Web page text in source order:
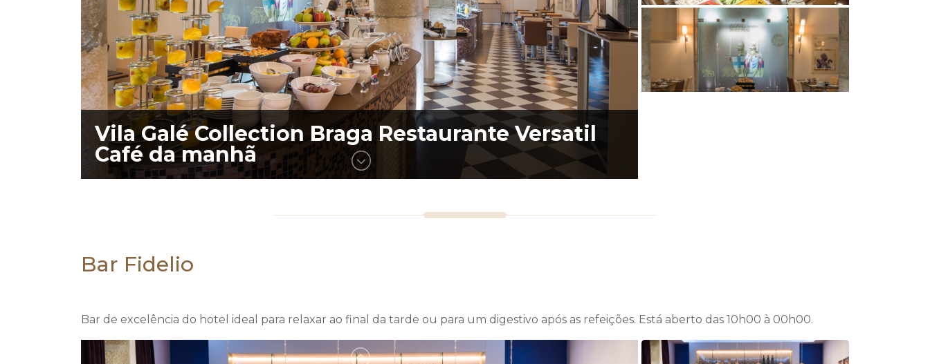
mesas
Vila Galé Collection Braga Restaurante Versatil
Café da manhã
Bar Fidelio
Bar de excelência do hotel ideal para relaxar ao final da tarde ou para um digestivo após as refeições. Está aberto das 10h00 à 00h00.